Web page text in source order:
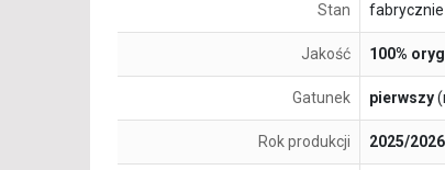
Stan fabrycznie
Jakość 100%
Gatunek pierwszy
Rok produkcji 2025/2026